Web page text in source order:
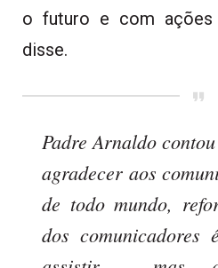
o futuro e com ações
disse.
Padre Arnaldo
agradecer aos
de todo mundo,
dos comunicadores